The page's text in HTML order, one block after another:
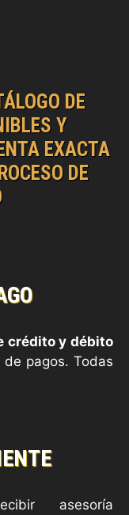
DE
Y
EXACTA
DE
crédito y débito
pagos. Todas
asesoría